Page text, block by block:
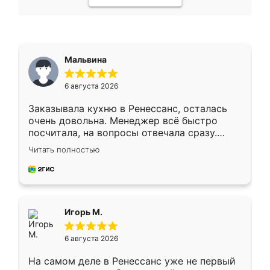
Мальвина
6 августа 2026
Заказывала кухню в Ренессанс, осталась
очень довольна. Менеджер всё быстро
посчитала, на вопросы отвечала сразу.
Замерщик приехал в субботу, подошёл к
делу со всей ответственностью. Собрали
за день, ребята работали аккуратно, даже
Читать полностью
Игорь М.
6 августа 2026
На самом деле в Ренессанс уже не первый